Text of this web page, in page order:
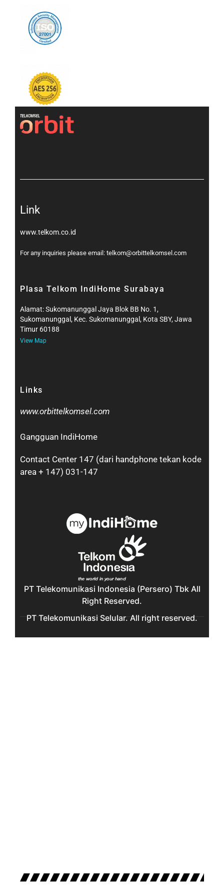
Link
www.telkom.co.id
For any inquiries please email: telkom@orbittelkomsel.com
Plasa Telkom IndiHome Surabaya
Alamat: Sukomanunggal Jaya Blok BB No. 1,
Sukomanunggal, Kec. Sukomanunggal, Kota SBY, Jawa
Timur 60188
View Map
Links
www.orbittelkomsel.com
Gangguan IndiHome
Contact Center 147 (dari handphone tekan kode
area + 147) 031-147
PT Telekomunikasi Indonesia (Persero) Tbk All
Right Reserved.
PT Telekomunikasi Selular. All right reserved.